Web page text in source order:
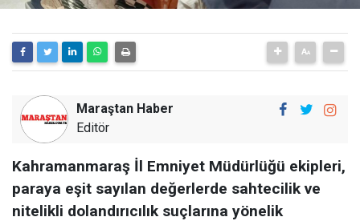
Maraştan Haber
Editör
Kahramanmaraş İl Emniyet Müdürlüğü ekipleri,
paraya eşit sayılan değerlerde sahtecilik ve
nitelikli dolandırıcılık suçlarına yönelik